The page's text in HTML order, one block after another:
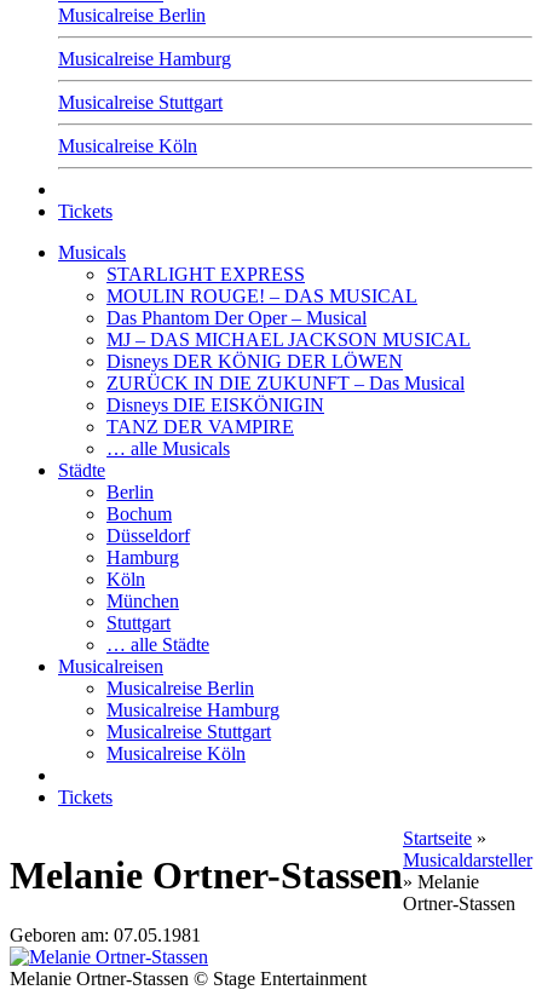
Musicalreise Berlin
Musicalreise Hamburg
Musicalreise Stuttgart
Musicalreise Köln
Tickets
Musicals
STARLIGHT EXPRESS
MOULIN ROUGE! – DAS MUSICAL
Das Phantom Der Oper – Musical
MJ – DAS MICHAEL JACKSON MUSICAL
Disneys DER KÖNIG DER LÖWEN
ZURÜCK IN DIE ZUKUNFT – Das Musical
Disneys DIE EISKÖNIGIN
TANZ DER VAMPIRE
… alle Musicals
Städte
Berlin
Bochum
Düsseldorf
Hamburg
Köln
München
Stuttgart
… alle Städte
Musicalreisen
Musicalreise Berlin
Musicalreise Hamburg
Musicalreise Stuttgart
Musicalreise Köln
Tickets
Melanie Ortner-Stassen
Geboren am: 07.05.1981
Startseite »
Musicaldarsteller
» Melanie
Ortner-Stassen
Melanie Ortner-Stassen © Stage Entertainment